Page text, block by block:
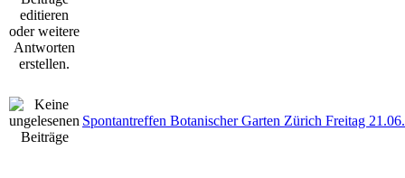
Spontantreffen Botanischer Garten Zürich Freitag